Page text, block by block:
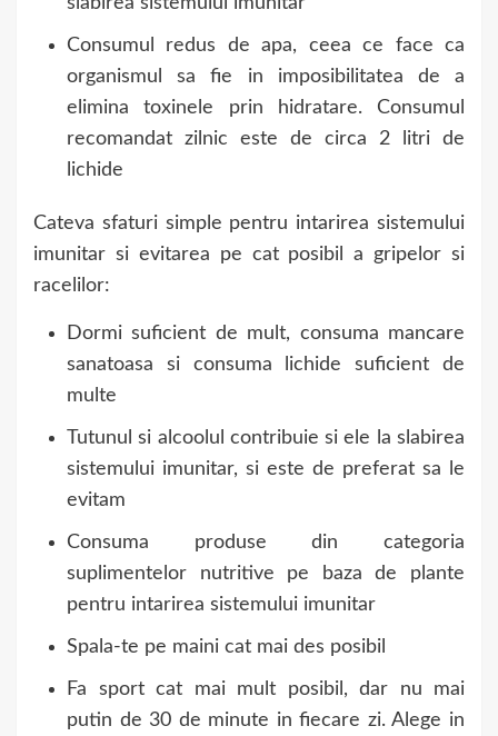
Consumul redus de apa, ceea ce face ca
organismul sa fie in imposibilitatea de a
elimina toxinele prin hidratare. Consumul
recomandat zilnic este de circa 2 litri de
lichide
Cateva sfaturi simple pentru intarirea sistemului
imunitar si evitarea pe cat posibil a gripelor si
racelilor:
Dormi suficient de mult, consuma mancare
sanatoasa si consuma lichide suficient de
multe
Tutunul si alcoolul contribuie si ele la slabirea
sistemului imunitar, si este de preferat sa le
evitam
Consuma produse din categoria
suplimentelor nutritive pe baza de plante
pentru intarirea sistemului imunitar
Spala-te pe maini cat mai des posibil
Fa sport cat mai mult posibil, dar nu mai
putin de 30 de minute in fiecare zi. Alege in